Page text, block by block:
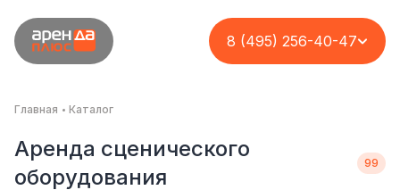
8 (495) 256-40-47
Главная Каталог
Аренда сценического
оборудования